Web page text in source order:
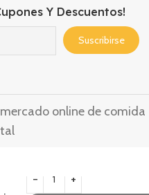
Y Descuentos!
online de comida